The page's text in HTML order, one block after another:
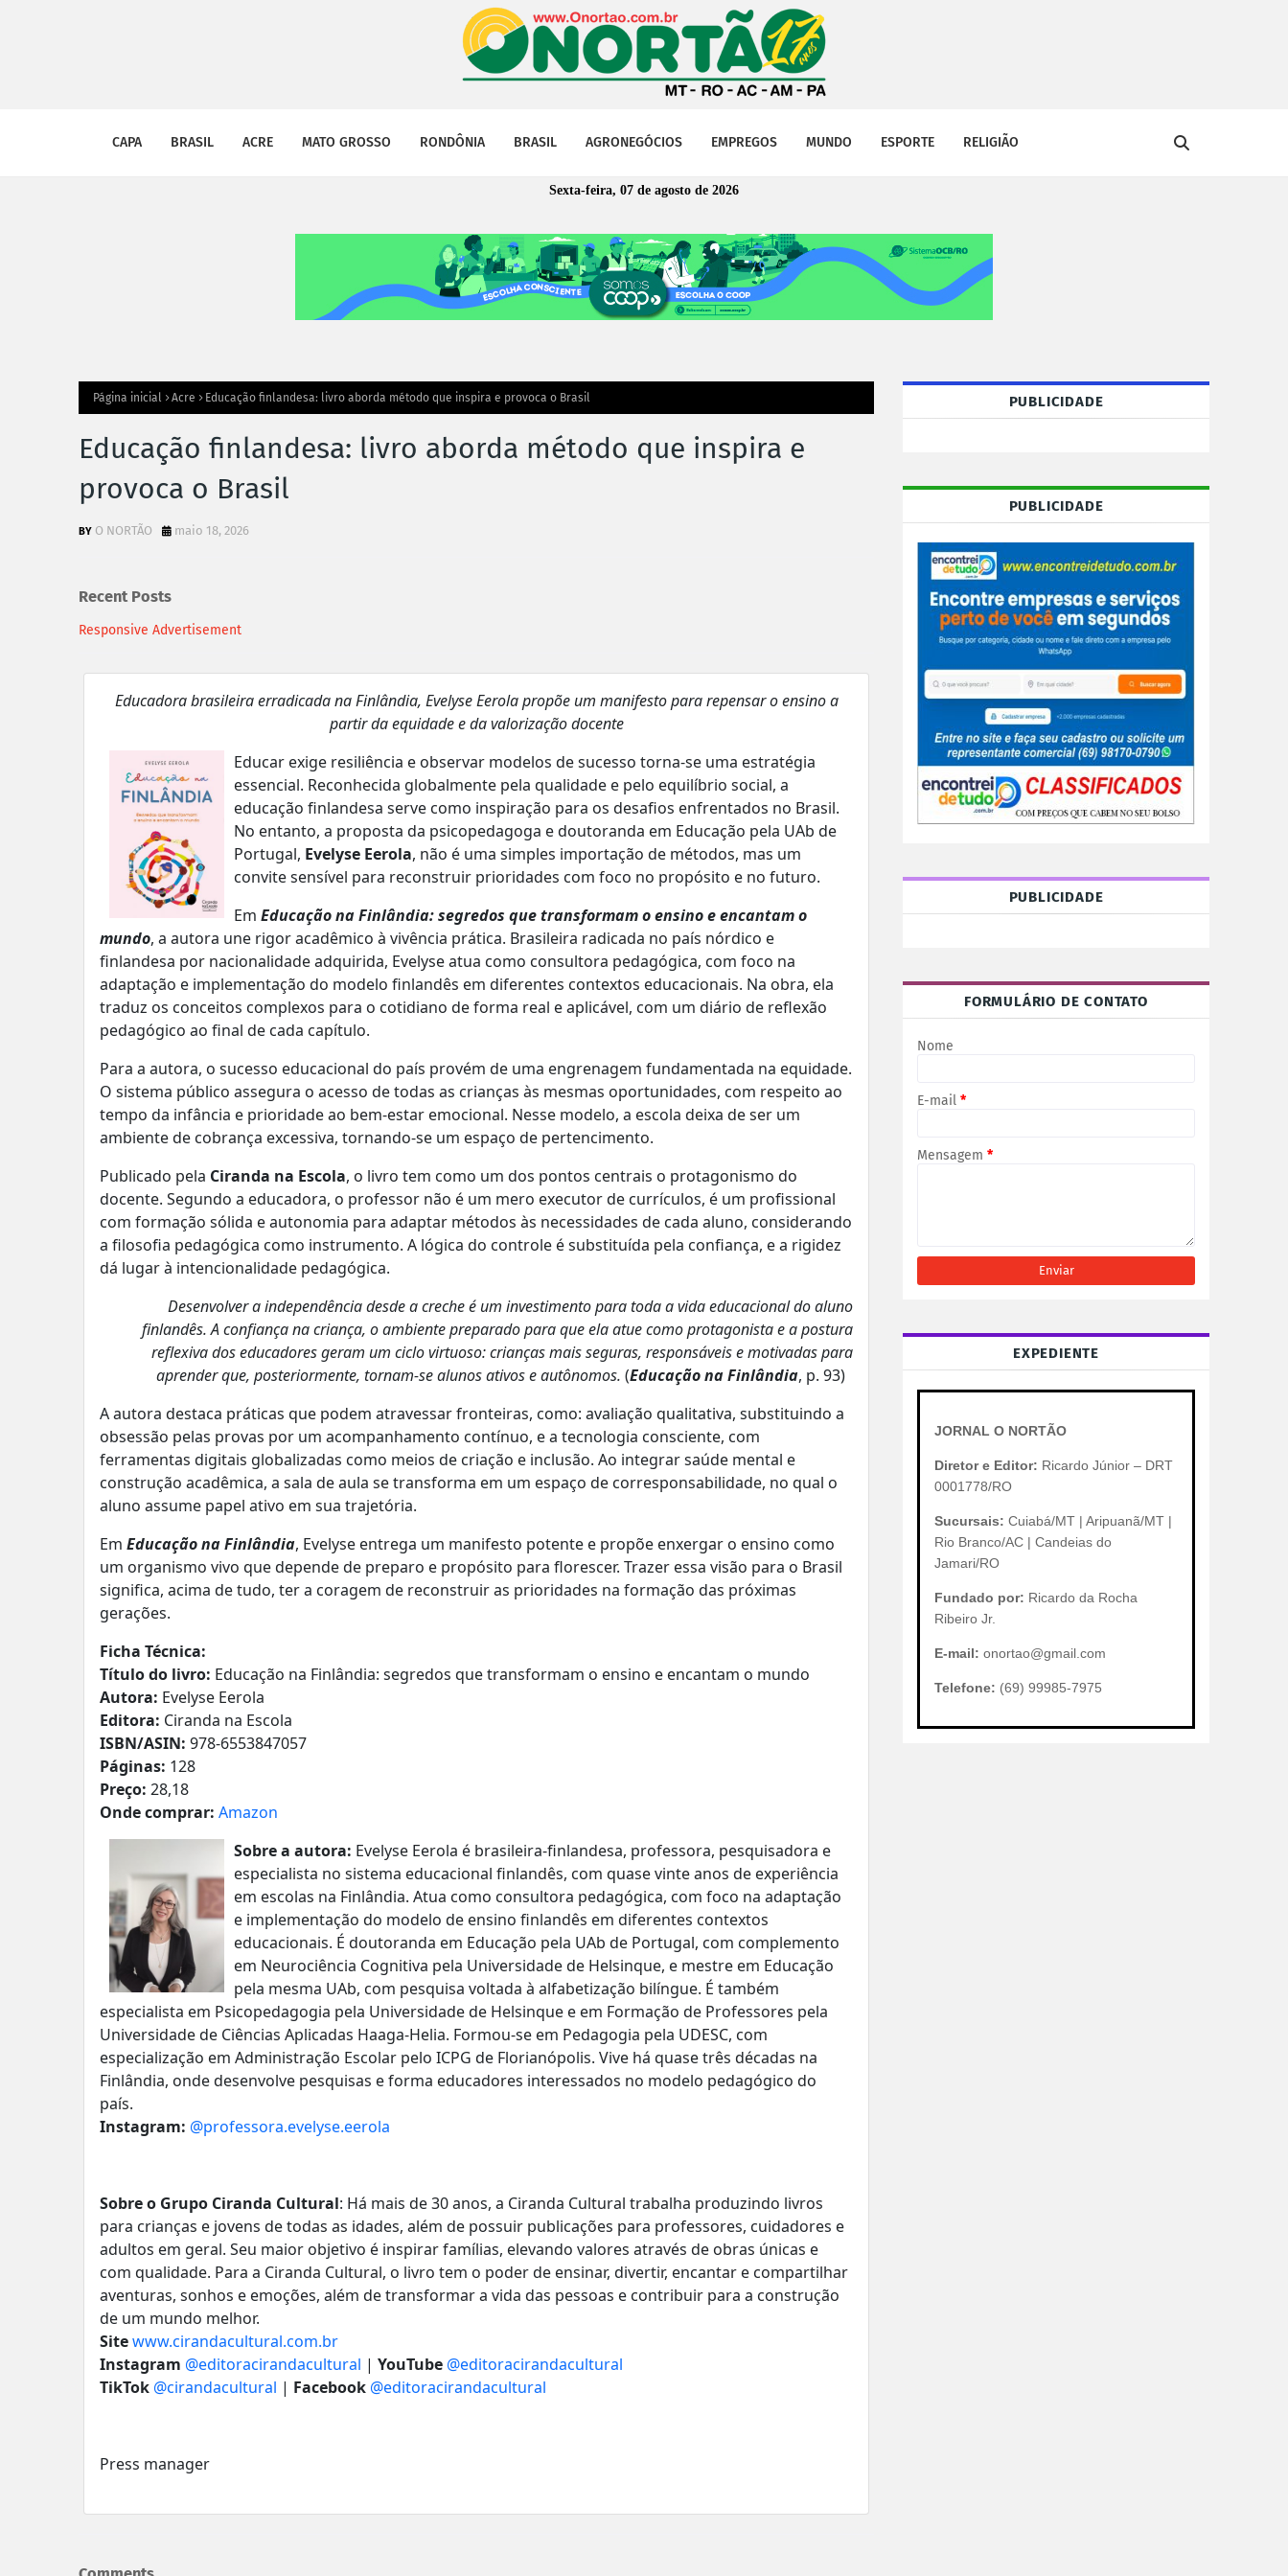
CAPA BRASIL ACRE MATO GROSSO RONDÔNIA BRASIL AGRONEGÓCIOS EMPREGOS MUNDO ESPORTE RELIGIÃO
Sexta-feira, 07 de agosto de 2026
Página inicial Acre Educação finlandesa: livro aborda método que inspira e provoca o Brasil
Educação finlandesa: livro aborda método que inspira e
provoca o Brasil
O NORTÃO maio 18, 2026
Recent Posts
Responsive Advertisement
Educadora brasileira erradicada na Finlândia, Evelyse Eerola propõe um manifesto para repensar o ensino a
partir da equidade e da valorização docente
Educar exige resiliência e observar modelos de sucesso torna-se uma estratégia
essencial. Reconhecida globalmente pela qualidade e pelo equilíbrio social, a
educação finlandesa serve como inspiração para os desafios enfrentados no Brasil.
No entanto, a proposta da psicopedagoga e doutoranda em Educação pela UAb de
Portugal, Evelyse Eerola, não é uma simples importação de métodos, mas um
convite sensível para reconstruir prioridades com foco no propósito e no futuro.
Em Educação na Finlândia: segredos que transformam o ensino e encantam o
mundo, a autora une rigor acadêmico à vivência prática. Brasileira radicada no país nórdico e
finlandesa por nacionalidade adquirida, Evelyse atua como consultora pedagógica, com foco na
adaptação e implementação do modelo finlandês em diferentes contextos educacionais. Na obra, ela
traduz os conceitos complexos para o cotidiano de forma real e aplicável, com um diário de reflexão
pedagógico ao final de cada capítulo.
Para a autora, o sucesso educacional do país provém de uma engrenagem fundamentada na equidade.
O sistema público assegura o acesso de todas as crianças às mesmas oportunidades, com respeito ao
tempo da infância e prioridade ao bem-estar emocional. Nesse modelo, a escola deixa de ser um
ambiente de cobrança excessiva, tornando-se um espaço de pertencimento.
Publicado pela Ciranda na Escola, o livro tem como um dos pontos centrais o protagonismo do
docente. Segundo a educadora, o professor não é um mero executor de currículos, é um profissional
com formação sólida e autonomia para adaptar métodos às necessidades de cada aluno, considerando
a filosofia pedagógica como instrumento. A lógica do controle é substituída pela confiança, e a rigidez
dá lugar à intencionalidade pedagógica.
Desenvolver a independência desde a creche é um investimento para toda a vida educacional do aluno
finlandês. A confiança na criança, o ambiente preparado para que ela atue como protagonista e a postura
reflexiva dos educadores geram um ciclo virtuoso: crianças mais seguras, responsáveis e motivadas para
aprender que, posteriormente, tornam-se alunos ativos e autônomos. (Educação na Finlândia, p. 93)
A autora destaca práticas que podem atravessar fronteiras, como: avaliação qualitativa, substituindo a
obsessão pelas provas por um acompanhamento contínuo, e a tecnologia consciente, com
ferramentas digitais globalizadas como meios de criação e inclusão. Ao integrar saúde mental e
construção acadêmica, a sala de aula se transforma em um espaço de corresponsabilidade, no qual o
aluno assume papel ativo em sua trajetória.
Em Educação na Finlândia, Evelyse entrega um manifesto potente e propõe enxergar o ensino como
um organismo vivo que depende de preparo e propósito para florescer. Trazer essa visão para o Brasil
significa, acima de tudo, ter a coragem de reconstruir as prioridades na formação das próximas
gerações.
Ficha Técnica:
Título do livro: Educação na Finlândia: segredos que transformam o ensino e encantam o mundo
Autora: Evelyse Eerola
Editora: Ciranda na Escola
ISBN/ASIN: 978-6553847057
Páginas: 128
Preço: 28,18
Onde comprar: Amazon
Sobre a autora: Evelyse Eerola é brasileira-finlandesa, professora, pesquisadora e
especialista no sistema educacional finlandês, com quase vinte anos de experiência
em escolas na Finlândia. Atua como consultora pedagógica, com foco na adaptação
e implementação do modelo de ensino finlandês em diferentes contextos
educacionais. É doutoranda em Educação pela UAb de Portugal, com complemento
em Neurociência Cognitiva pela Universidade de Helsinque, e mestre em Educação
pela mesma UAb, com pesquisa voltada à alfabetização bilíngue. É também
especialista em Psicopedagogia pela Universidade de Helsinque e em Formação de Professores pela
Universidade de Ciências Aplicadas Haaga-Helia. Formou-se em Pedagogia pela UDESC, com
especialização em Administração Escolar pelo ICPG de Florianópolis. Vive há quase três décadas na
Finlândia, onde desenvolve pesquisas e forma educadores interessados no modelo pedagógico do
país.
Instagram: @professora.evelyse.eerola
Sobre o Grupo Ciranda Cultural: Há mais de 30 anos, a Ciranda Cultural trabalha produzindo livros
para crianças e jovens de todas as idades, além de possuir publicações para professores, cuidadores e
adultos em geral. Seu maior objetivo é inspirar famílias, elevando valores através de obras únicas e
com qualidade. Para a Ciranda Cultural, o livro tem o poder de ensinar, divertir, encantar e compartilhar
aventuras, sonhos e emoções, além de transformar a vida das pessoas e contribuir para a construção
de um mundo melhor.
Sitewww.cirandacultural.com.br
Instagram @editoracirandacultural | YouTube @editoracirandacultural
TikTok @cirandacultural | Facebook @editoracirandacultural
Press manager
PUBLICIDADE
PUBLICIDADE
PUBLICIDADE
FORMULÁRIO DE CONTATO
Nome
E-mail *
Mensagem *
EXPEDIENTE
JORNAL O NORTÃO
Diretor e Editor: Ricardo Júnior – DRT
0001778/RO
Sucursais: Cuiabá/MT | Aripuanã/MT |
Rio Branco/AC | Candeias do
Jamari/RO
Fundado por: Ricardo da Rocha
Ribeiro Jr.
E-mail: onortao@gmail.com
Telefone: (69) 99985-7975